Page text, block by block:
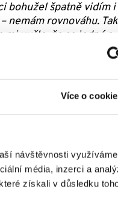
Více o
návštěvnosti
média, inzerci a
získali v důsledku
bohužel špatně vidím
nemám rovnováhu.
vyšlo, že se jedná o
, navíc se po nějakém
roky. 5 % pacientů